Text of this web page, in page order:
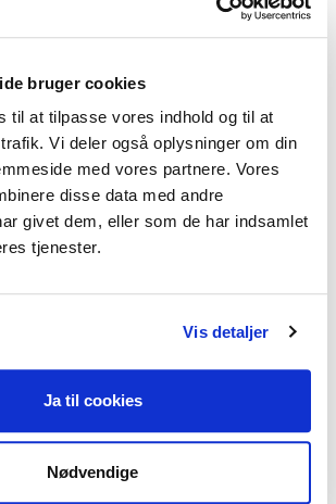
bruger cookies
til at tilpasse vores indhold og til at
Vi deler også oplysninger om din
med vores partnere. Vores
disse data med andre
givet dem, eller som de har indsamlet
tjenester.
Vis detaljer
Ja til cookies
Nødvendige
stigende blandt
og unge?
faktorer uden for
kan bidrage til
til mistrivsel